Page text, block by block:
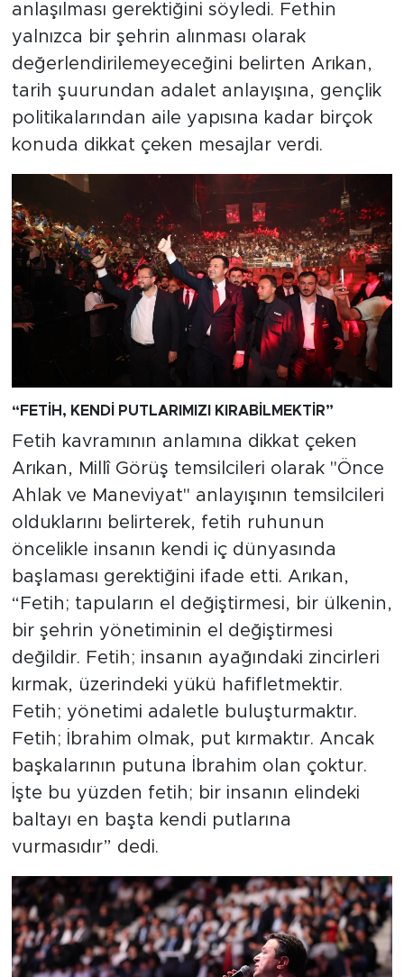
anlaşılması gerektiğini söyledi. Fethin
yalnızca bir şehrin alınması olarak
değerlendirilemeyeceğini belirten Arıkan,
tarih şuurundan adalet anlayışına, gençlik
politikalarından aile yapısına kadar birçok
konuda dikkat çeken mesajlar verdi.
“FET İH, KENDİ PUTLARIMIZI KIRABİLMEKT İR”
Fetih kavramının anlamına dikkat çeken
Arıkan, Millî Görüş temsilcileri olarak "Önce
Ahlak ve Maneviyat" anlayışının temsilcileri
olduklarını belirterek, fetih ruhunun
öncelikle insanın kendi iç dünyasında
başlaması gerektiğini ifade etti. Arıkan,
“Fetih; tapuların el değiştirmesi, bir ülkenin,
bir şehrin yönetiminin el değiştirmesi
değildir. Fetih; insanın ayağındaki zincirleri
kırmak, üzerindeki yükü hafifletmektir.
Fetih; yönetimi adaletle buluşturmaktır.
Fetih; İbrahim olmak, put kırmaktır. Ancak
başkalarının putuna İbrahim olan çoktur.
İşte bu yüzden fetih; bir insanın elindeki
baltayı en başta kendi putlarına
vurmasıdır” dedi.